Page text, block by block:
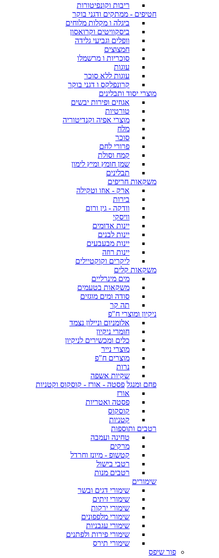
ריבות וקונפיטורות
חטיפים - ממתקים ודגני בוקר
ביגלה ו מקלות מלוחים
ביסקוויטים וקרואסון
וופלים וגביעי גלידה
חמצוצים
סוכריות ו מרשמלו
עוגות
עוגות ללא סוכר
קרונפלקס ו דגני בוקר
מוצרי יסוד ותבלינים
אגוזים ופירות יבשים
טורטיות
מוצרי אפיה וקנדיטוריה
מלח
סוכר
פרורי לחם
קמח וסולת
שמן חומץ ומיץ לימון
תבלינים
משקאות חריפים
ארק - אוזו וטקילה
בירות
וודקה - גין ורום
וויסקי
יינות אדומים
יינות לבנים
יינות מבעבעים
יינות רוזה
ליקרים וקוקטיילים
משקאות קלים
מים מינרליים
משקאות בטעמים
סודה ומים מוגזים
תה קר
ניקיון ומוצרי ח"פ
אלומניום וניילון נצמד
חומרי ניקיון
כלים ומכשירים לניקיון
מוצרי נייר
מוצרים ח"פ
נרות
שקיות אשפה
פחם ומנגל פסטה - אורז - קוסקוס וקטניות
אורז
פסטה ואטריות
קוסקוס
קטניות
רטבים ותוספות
טחינה ועמבה
מרקים
קטשופ - מיונז וחרדל
רטבי בישול
רטבים מנות
שימורים
שימורי דגים ובשר
שימורי זיתים
שימורי ירקות
שימורי מלפפונים
שימורי עגבניות
שימורי פירות ולפתנים
שימורי תירס
פור שיפס